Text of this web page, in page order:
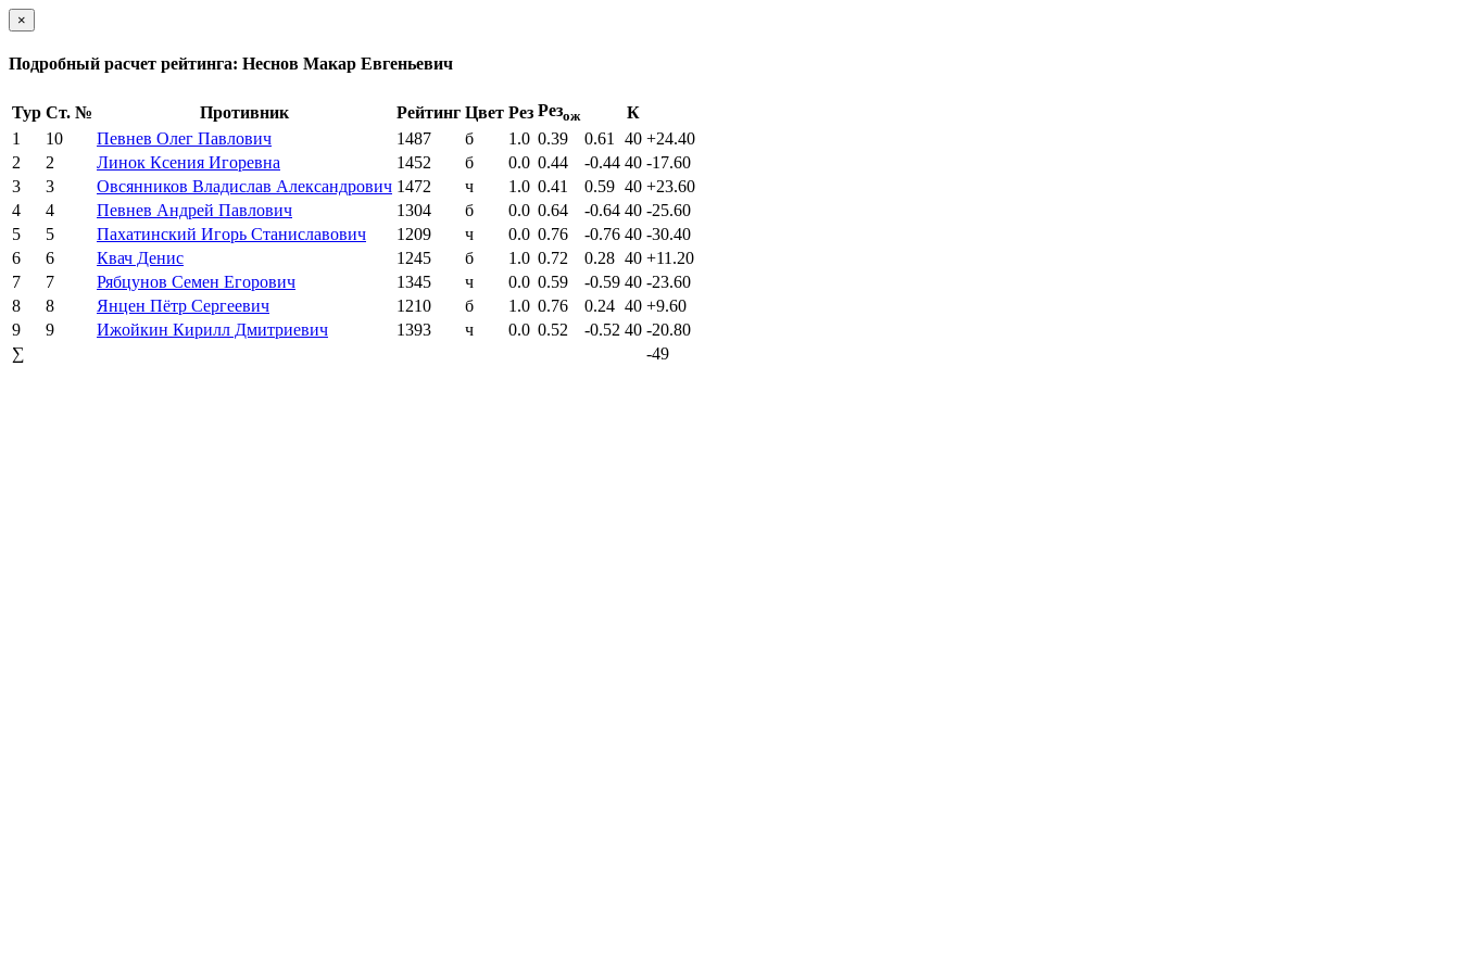
×
Подробный расчет рейтинга: Неснов Макар Евгеньевич
Тур Ст. № Противник Рейтинг Цвет Рез Резож
К
1
10 Певнев Олег Павлович 1487 б 1.0 0.39 0.61 40 +24.40
2
2 Линок Ксения Игоревна 1452 б 0.0 0.44 -0.44 40 -17.60
3
3 Овсянников Владислав Александрович 1472 ч 1.0 0.41 0.59 40 +23.60
4
4 Певнев Андрей Павлович 1304 б 0.0 0.64 -0.64 40 -25.60
5
5 Пахатинский Игорь Станиславович 1209 ч 0.0 0.76 -0.76 40 -30.40
6
6 Квач Денис 1245 б 1.0 0.72 0.28 40 +11.20
7
7 Рябцунов Семен Егорович 1345 ч 0.0 0.59 -0.59 40 -23.60
8
8 Янцен Пётр Сергеевич 1210 б 1.0 0.76 0.24 40 +9.60
9
9 Ижойкин Кирилл Дмитриевич 1393 ч 0.0 0.52 -0.52 40 -20.80
∑
-49